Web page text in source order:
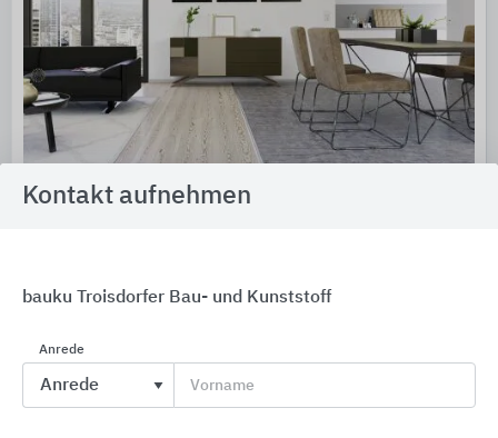
Bodenprofilsysteme aus Aluminium, Messing,
Edelstahl
Küberit Profile Systems
Kontakt aufnehmen
bauku Troisdorfer Bau- und Kunststoff
Anrede
Vorname